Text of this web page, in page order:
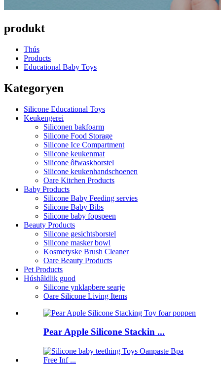
produkt
Thús
Products
Educational Baby Toys
Kategoryen
Silicone Educational Toys
Keukengerei
Siliconen bakfoarm
Silicone Food Storage
Silicone Ice Compartment
Silicone keukenmat
Silicone ôfwaskborstel
Silicone keukenhandschoenen
Oare Kitchen Products
Baby Products
Silicone Baby Feeding servies
Silicone Baby Bibs
Silicone baby fopspeen
Beauty Products
Silicone gesichtsborstel
Silicone masker bowl
Kosmetyske Brush Cleaner
Oare Beauty Products
Pet Products
Húshâldlik guod
Silicone ynklapbere searje
Oare Silicone Living Items
Pear Apple Silicone Stackin ...